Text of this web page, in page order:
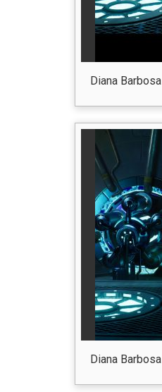
Diana Barbosa
Diana Barbosa